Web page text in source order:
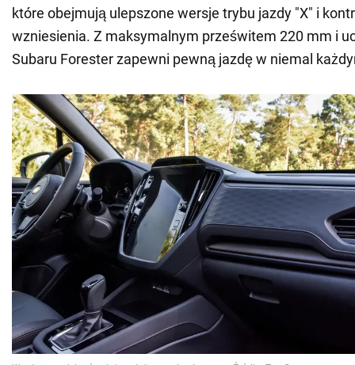
które obejmują ulepszone wersje trybu jazdy "X" i
wzniesienia. Z maksymalnym prześwitem 220 mm i
Subaru Forester zapewni pewną jazdę w niemal